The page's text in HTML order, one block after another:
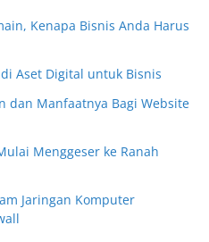
Kenapa Bisnis Anda Harus
Aset Digital untuk Bisnis
dan Manfaatnya Bagi Website
Menggeser ke Ranah
Jaringan Komputer